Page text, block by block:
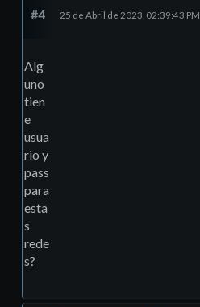
#4 25 de Abril de 2023, 02:39:43 PM
Alg
uno
tien
e
usua
rio y
pass
para
esta
s
rede
s?